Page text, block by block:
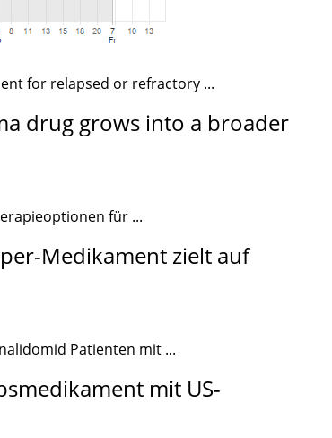
for relapsed or refractory ...
drug grows into a broader
für ...
Medikament zielt auf
Patienten mit ...
mit US-